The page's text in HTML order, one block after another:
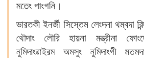
মতেং পাংগনি।
ভারতকী ইনর্জী সিস্তেম লেংদনা থম্বদা
থৌদাং লৌরি হায়না মন্ত্রীনা
নুমিদাংৱাইরম অমসুং নুমিদাংগী